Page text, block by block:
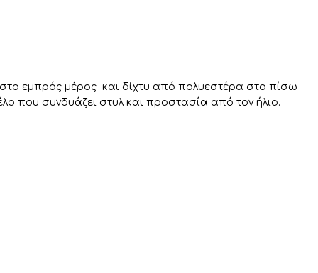
εμπρός μέρος και δίχτυ από πολυεστέρα στο πίσω
που συνδυάζει στυλ και προστασία από τον ήλιο.